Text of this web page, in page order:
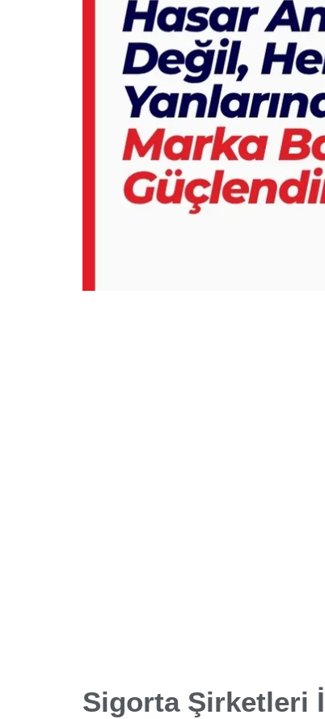
Sigorta Şirketleri